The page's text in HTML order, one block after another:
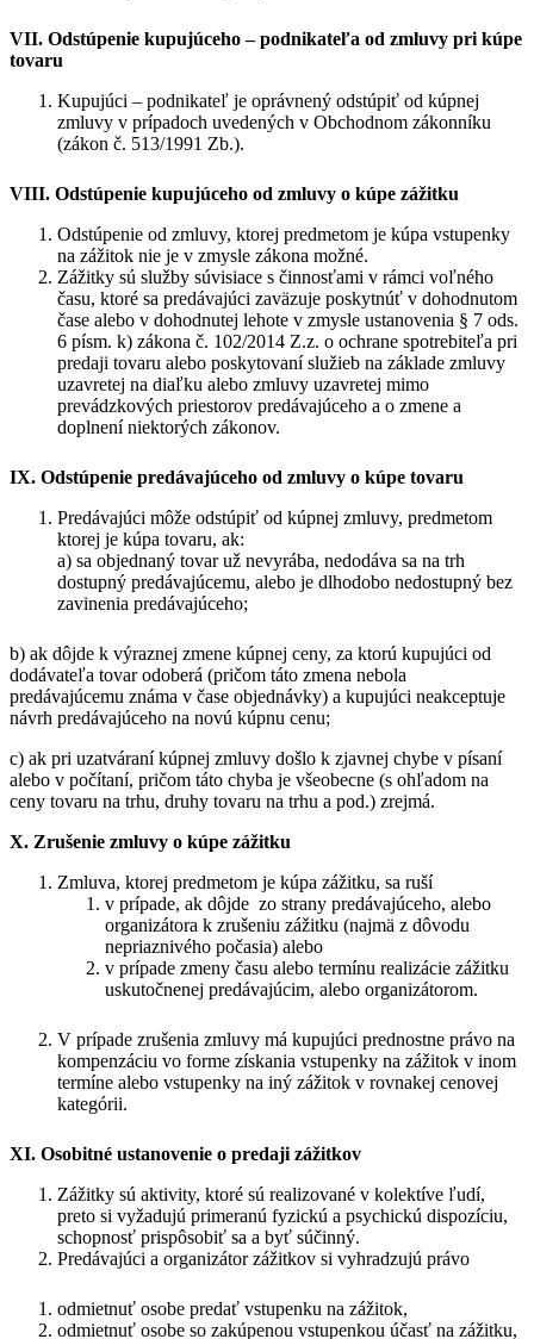
VII. Odstúpenie kupujúceho – podnikateľa od zmluvy pri kúpe
tovaru
Kupujúci – podnikateľ je oprávnený odstúpiť od kúpnej
zmluvy v prípadoch uvedených v Obchodnom zákonníku
(zákon č. 513/1991 Zb.).
VIII. Odstúpenie kupujúceho od zmluvy o kúpe zážitku
Odstúpenie od zmluvy, ktorej predmetom je kúpa vstupenky
na zážitok nie je v zmysle zákona možné.
Zážitky sú služby súvisiace s činnosťami v rámci voľného
času, ktoré sa predávajúci zaväzuje poskytnúť v dohodnutom
čase alebo v dohodnutej lehote v zmysle ustanovenia § 7 ods.
6 písm. k) zákona č. 102/2014 Z.z. o ochrane spotrebiteľa pri
predaji tovaru alebo poskytovaní služieb na základe zmluvy
uzavretej na diaľku alebo zmluvy uzavretej mimo
prevádzkových priestorov predávajúceho a o zmene a
doplnení niektorých zákonov.
IX. Odstúpenie predávajúceho od zmluvy o kúpe tovaru
Predávajúci môže odstúpiť od kúpnej zmluvy, predmetom
ktorej je kúpa tovaru, ak:
a) sa objednaný tovar už nevyrába, nedodáva sa na trh
dostupný predávajúcemu, alebo je dlhodobo nedostupný bez
zavinenia predávajúceho;
b) ak dôjde k výraznej zmene kúpnej ceny, za ktorú kupujúci od
dodávateľa tovar odoberá (pričom táto zmena nebola
predávajúcemu známa v čase objednávky) a kupujúci neakceptuje
návrh predávajúceho na novú kúpnu cenu;
c) ak pri uzatváraní kúpnej zmluvy došlo k zjavnej chybe v písaní
alebo v počítaní, pričom táto chyba je všeobecne (s ohľadom na
ceny tovaru na trhu, druhy tovaru na trhu a pod.) zrejmá.
X. Zrušenie zmluvy o kúpe zážitku
Zmluva, ktorej predmetom je kúpa zážitku, sa ruší
v prípade, ak dôjde zo strany predávajúceho, alebo
organizátora k zrušeniu zážitku (najmä z dôvodu
nepriaznivého počasia) alebo
v prípade zmeny času alebo termínu realizácie zážitku
uskutočnenej predávajúcim, alebo organizátorom.
V prípade zrušenia zmluvy má kupujúci prednostne právo na
kompenzáciu vo forme získania vstupenky na zážitok v inom
termíne alebo vstupenky na iný zážitok v rovnakej cenovej
kategórii.
XI. Osobitné ustanovenie o predaji zážitkov
Zážitky sú aktivity, ktoré sú realizované v kolektíve ľudí,
preto si vyžadujú primeranú fyzickú a psychickú dispozíciu,
schopnosť prispôsobiť sa a byť súčinný.
Predávajúci a organizátor zážitkov si vyhradzujú právo
odmietnuť osobe predať vstupenku na zážitok,
odmietnuť osobe so zakúpenou vstupenkou účasť na zážitku,